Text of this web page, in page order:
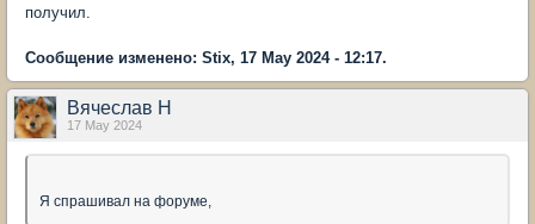
получил.
Сообщение изменено: Stix, 17 May 2024 - 12:17.
Вячеслав Н
17 May 2024
Я спрашивал на форуме,